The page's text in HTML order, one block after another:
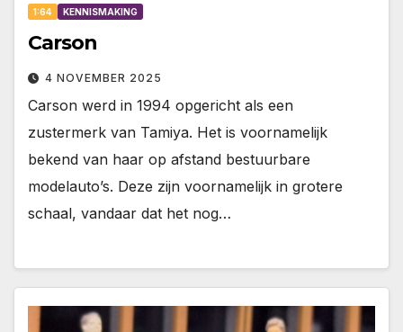
1:64 KENNISMAKING
Carson
4 NOVEMBER 2025
Carson werd in 1994 opgericht als een
zustermerk van Tamiya. Het is voornamelijk
bekend van haar op afstand bestuurbare
modelauto’s. Deze zijn voornamelijk in grotere
schaal, vandaar dat het nog…